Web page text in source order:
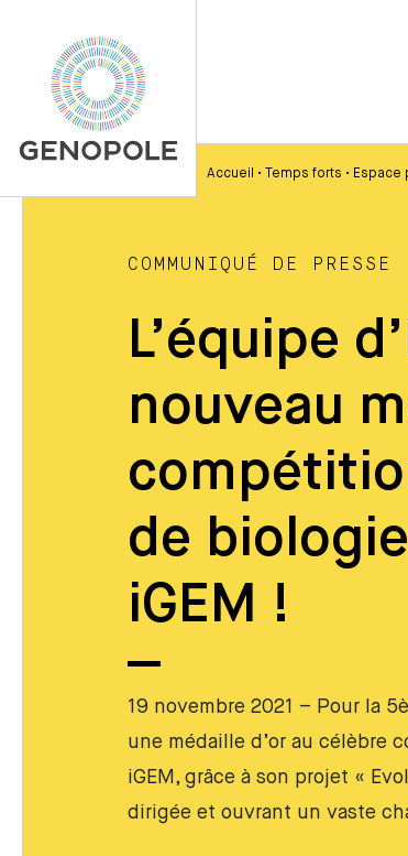
Accueil • Temps forts • Espace
COMMUNIQUÉ DE PRESSE
L’équipe
nouveau
de
iGEM !
19 novembre 2021 – Pour la
une médaille d’or au célèbre
iGEM, grâce à son projet «
dirigée et ouvrant un vaste